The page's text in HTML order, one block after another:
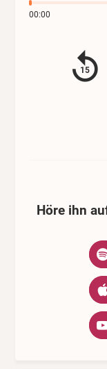
00:00
15
Höre ihn